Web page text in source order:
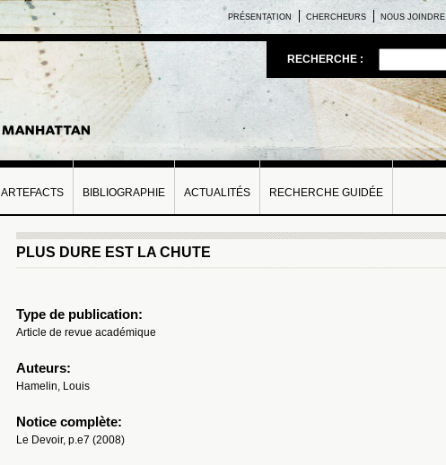
PRÉSENTATION CHERCHEURS NOUS JOINDRE
RECHERCHE :
ARTEFACTS BIBLIOGRAPHIE ACTUALITÉS RECHERCHE GUIDÉE
PLUS DURE EST LA CHUTE
Type de publication:
Article de revue académique
Auteurs:
Hamelin, Louis
Notice complète:
Le Devoir, p.e7 (2008)